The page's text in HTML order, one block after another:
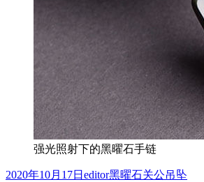
强光照射下的黑曜石手链
发
2020年10月17日 作
editor分
黑曜石关公吊坠